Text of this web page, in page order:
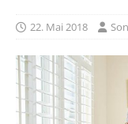
22. Mai 2018